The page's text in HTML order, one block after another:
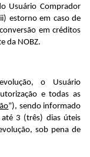
Usuário Comprador
estorno em caso de
em créditos
da NOBZ.
o Usuário
e todas as
”), sendo informado
3 (três) dias úteis
sob pena de